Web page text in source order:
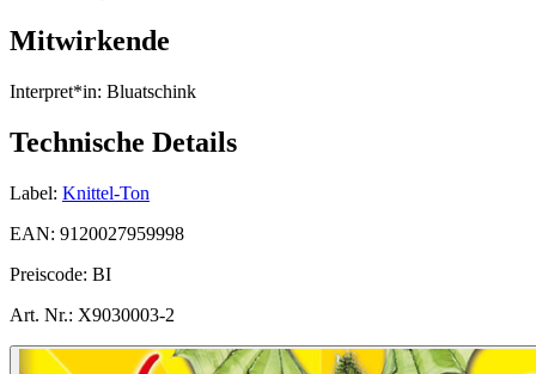
Mitwirkende
Interpret*in: Bluatschink
Technische Details
Label: Knittel-Ton
EAN: 9120027959998
Preiscode: BI
Art. Nr.: X9030003-2